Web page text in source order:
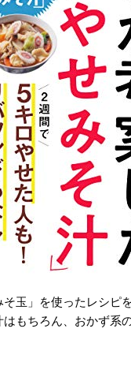
玉」を使ったレシピ
もちろん、おかず系